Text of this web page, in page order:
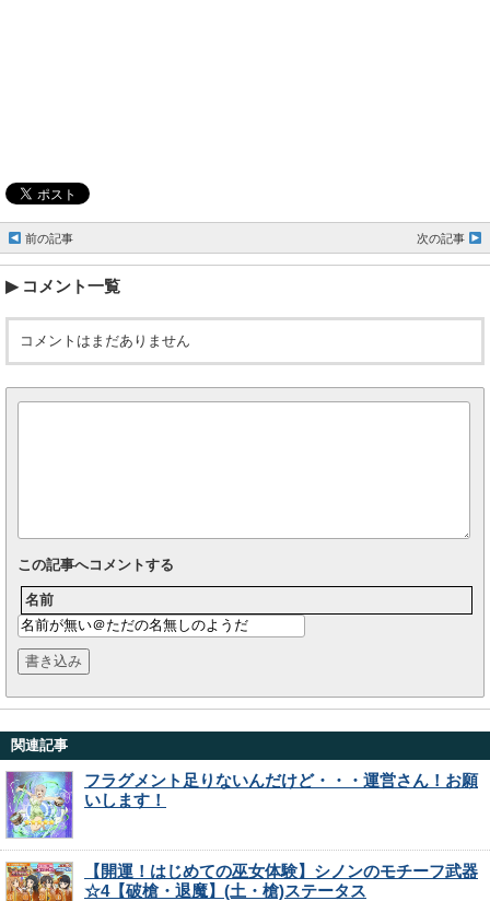
前の記事 次の記事
コメント一覧
コメントはまだありません
この記事へコメントする
名前
関連記事
フラグメント足りないんだけど・・・運営さん！お願
いします！
【開運！はじめての巫女体験】シノンのモチーフ武器
☆4【破槍・退魔】(土・槍)ステータス